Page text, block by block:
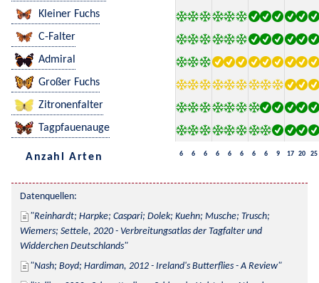
Kleiner Fuchs
C-Falter
Admiral
Großer Fuchs
Zitronenfalter
Tagpfauenauge
Anzahl Arten 6 6 6 6 6 6 6 6 9 17 20 25
Datenquellen:
Reinhardt; Harpke; Caspari; Dolek; Kuehn; Musche; Trusch;
Wiemers; Settele, 2020 - Verbreitungsatlas der Tagfalter und
Widderchen Deutschlands
Nash; Boyd; Hardiman, 2012 - Ireland's Butterflies - A Review